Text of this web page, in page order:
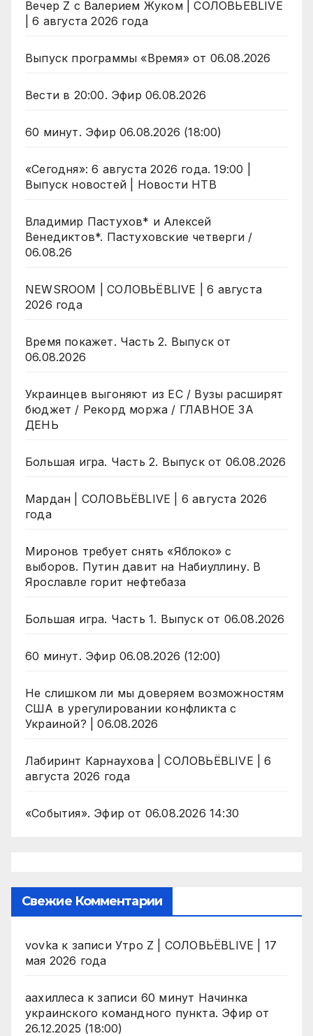
Вечер Z с Валерием Жуком | СОЛОВЬЁВLIVE
| 6 августа 2026 года
Выпуск программы «Время» от 06.08.2026
Вести в 20:00. Эфир 06.08.2026
60 минут. Эфир 06.08.2026 (18:00)
«Сегодня»: 6 августа 2026 года. 19:00 |
Выпуск новостей | Новости НТВ
Владимир Пастухов* и Алексей
Венедиктов*. Пастуховские четверги /
06.08.26
NEWSROOM | СОЛОВЬЁВLIVE | 6 августа
2026 года
Время покажет. Часть 2. Выпуск от
06.08.2026
Украинцев выгоняют из ЕС / Вузы расширят
бюджет / Рекорд моржа / ГЛАВНОЕ ЗА
ДЕНЬ
Большая игра. Часть 2. Выпуск от 06.08.2026
Мардан | СОЛОВЬЁВLIVE | 6 августа 2026
года
Миронов требует снять «Яблоко» с
выборов. Путин давит на Набиуллину. В
Ярославле горит нефтебаза
Большая игра. Часть 1. Выпуск от 06.08.2026
60 минут. Эфир 06.08.2026 (12:00)
Не слишком ли мы доверяем возможностям
США в урегулировании конфликта с
Украиной? | 06.08.2026
Лабиринт Карнаухова | СОЛОВЬЁВLIVE | 6
августа 2026 года
«События». Эфир от 06.08.2026 14:30
Свежие Комментарии
vovka к записи Утро Z | СОЛОВЬЁВLIVE | 17
мая 2026 года
аахиллесак записи 60 минут Начинка
украинского командного пункта. Эфир от
26.12.2025 (18:00)